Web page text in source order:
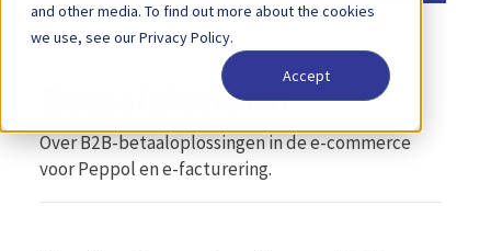
and other media. To find out more about the cookies
we use, see our Privacy Policy.
Accept
Betaalplatform
Over B2B-betaaloplossingen in de e-commerce
voor Peppol en e-facturering.